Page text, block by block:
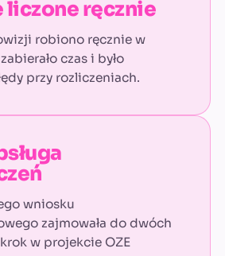
liczone ręcznie
robiono ręcznie w
czas i było
przy rozliczeniach.
wniosku
zajmowała do dwóch
w projekcie OZE